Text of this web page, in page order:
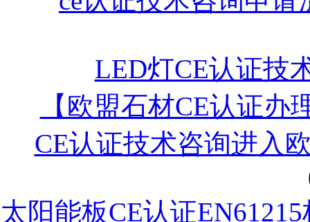
LED灯CE认证技
【欧盟石材CE认证办
CE认证技术咨询进入
太阳能板CE认证